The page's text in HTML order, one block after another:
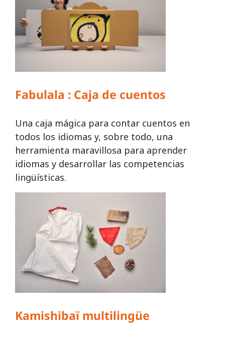
Fabulala : Caja de cuentos
Una caja mágica para contar cuentos en
todos los idiomas y, sobre todo, una
herramienta maravillosa para aprender
idiomas y desarrollar las competencias
lingüísticas.
Kamishibaï multilingüe